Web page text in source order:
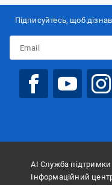
Підписуйтесь, щоб
АІ Служба підтримки
Інформаційний